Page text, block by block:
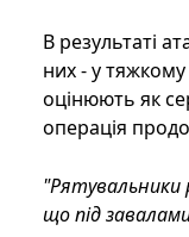
В результаті
них - у
оцінюють як
операція
"Рятувальники
що під